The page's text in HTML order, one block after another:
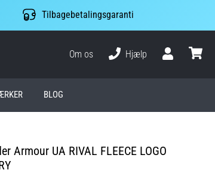
Tilbagebetalingsgaranti
Om os
Hjælp
BLOG
Armour UA RIVAL FLEECE LOGO